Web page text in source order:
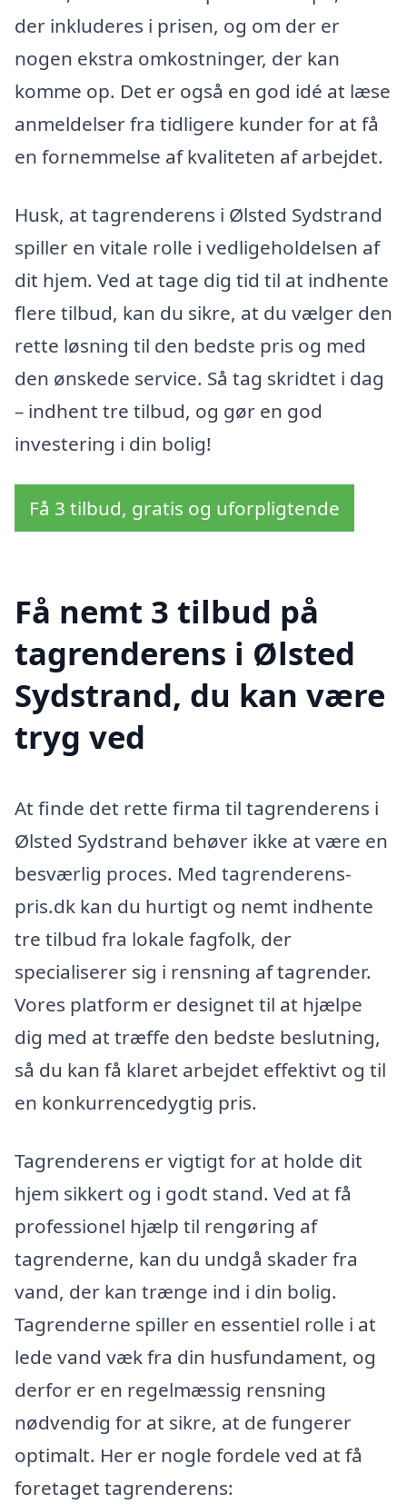
der inkluderes i prisen, og om der er
nogen ekstra omkostninger, der kan
komme op. Det er også en god idé at læse
anmeldelser fra tidligere kunder for at få
en fornemmelse af kvaliteten af arbejdet.
Husk, at tagrenderens i Ølsted Sydstrand
spiller en vitale rolle i vedligeholdelsen af
dit hjem. Ved at tage dig tid til at indhente
flere tilbud, kan du sikre, at du vælger den
rette løsning til den bedste pris og med
den ønskede service. Så tag skridtet i dag
– indhent tre tilbud, og gør en god
investering i din bolig!
Få 3 tilbud, gratis og uforpligtende
Få nemt 3 tilbud på
tagrenderens i Ølsted
Sydstrand, du kan være
tryg ved
At finde det rette firma til tagrenderens i
Ølsted Sydstrand behøver ikke at være en
besværlig proces. Med tagrenderens-
pris.dk kan du hurtigt og nemt indhente
tre tilbud fra lokale fagfolk, der
specialiserer sig i rensning af tagrender.
Vores platform er designet til at hjælpe
dig med at træffe den bedste beslutning,
så du kan få klaret arbejdet effektivt og til
en konkurrencedygtig pris.
Tagrenderens er vigtigt for at holde dit
hjem sikkert og i godt stand. Ved at få
professionel hjælp til rengøring af
tagrenderne, kan du undgå skader fra
vand, der kan trænge ind i din bolig.
Tagrenderne spiller en essentiel rolle i at
lede vand væk fra din husfundament, og
derfor er en regelmæssig rensning
nødvendig for at sikre, at de fungerer
optimalt. Her er nogle fordele ved at få
foretaget tagrenderens: